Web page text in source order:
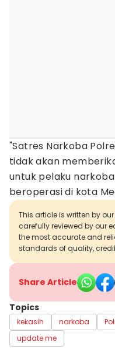
"Satres Narkoba
tidak akan
untuk pelaku
beroperasi di kota
This article is written by
carefully reviewed by our
the most accurate and
standards of quality,
Share Article
Topics
kekasih narkoba
update me